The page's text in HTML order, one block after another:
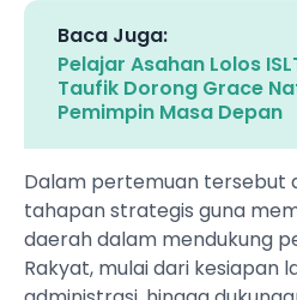
Baca Juga:
Pelajar Asahan Lolos
Taufik Dorong Grace
Pemimpin Masa Depan
Dalam pertemuan tersebut
tahapan strategis guna
daerah dalam mendukung
Rakyat, mulai dari kesiapan